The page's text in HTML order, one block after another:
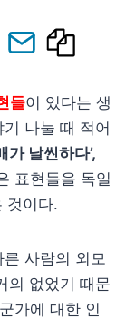
들이 있다는 생
나눌 때 적어
가 날씬하다’,
표현들을 독일
것이다.
사람의 외모
의 없었기 때문
가에 대한 인